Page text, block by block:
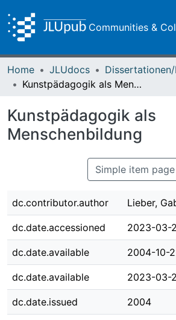
Communities &
Home JLUdocs
Kunstpädagogik als Menschenbildung
Kunstpädagogik als
Menschenbildung
Simple item page
dc.contributor.author Lieber,
dc.date.accessioned 2023-03-
dc.date.available 2004-10-
dc.date.available 2023-03-
dc.date.issued 2004